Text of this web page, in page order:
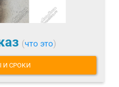
(что это)
И СРОКИ